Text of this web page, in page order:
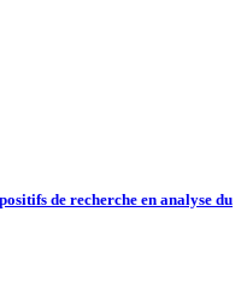
de recherche en analyse du